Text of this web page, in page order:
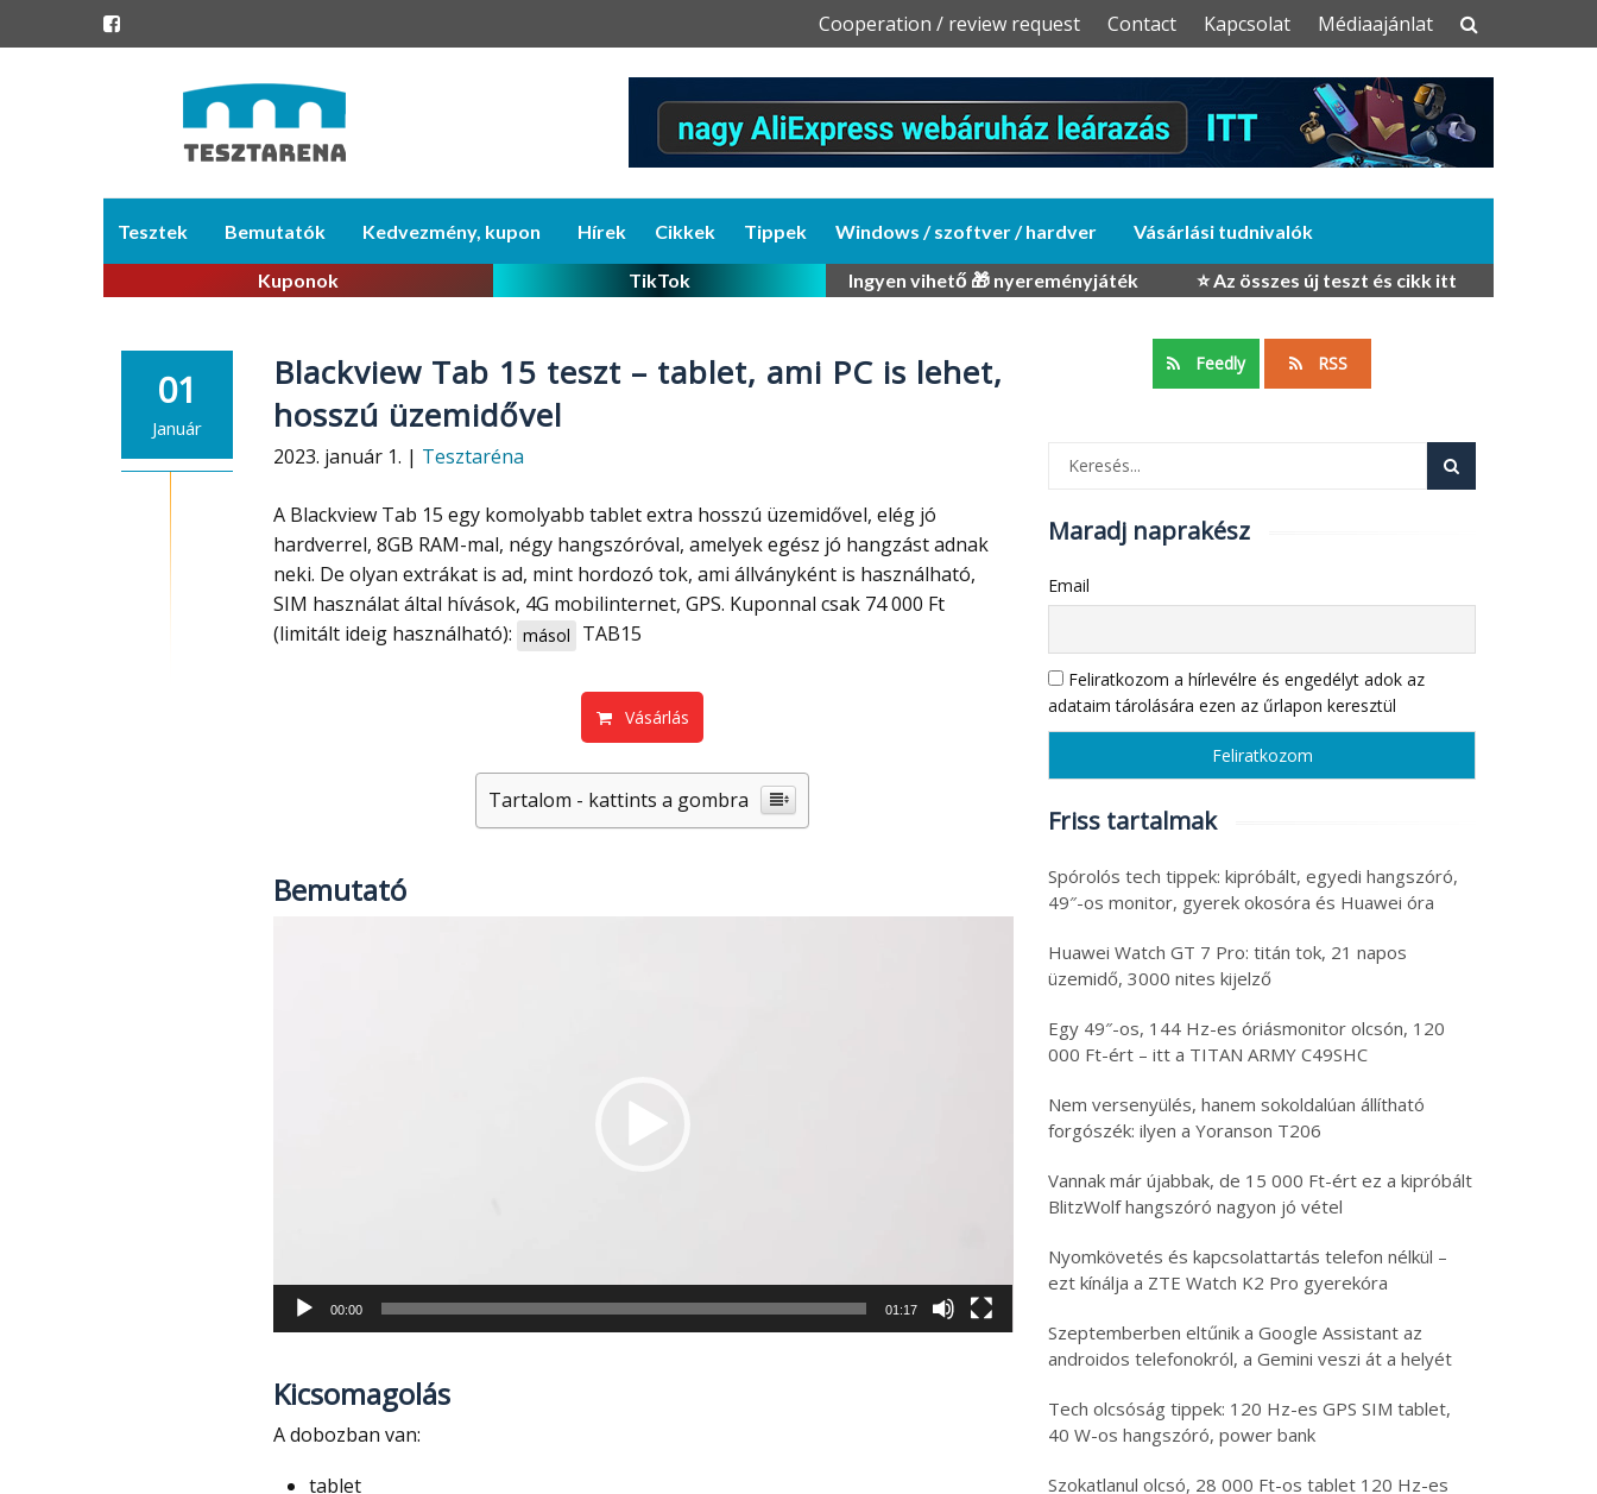
Skip
Cooperation / review request Contact Kapcsolat Médiaajánlat
content
Tesztek Bemutatók Kedvezmény, kupon Hírek Cikkek Tippek Windows / szoftver / hardver Vásárlási tudnivalók
Kuponok TikTok Ingyen vihető 🎁 nyereményjáték ⭐ Az összes új teszt és cikk itt
01
Január
Blackview Tab 15 teszt – tablet, ami PC is lehet,
hosszú üzemidővel
2023. január 1. | Tesztaréna
A Blackview Tab 15 egy komolyabb tablet extra hosszú üzemidővel, elég jó
hardverrel, 8GB RAM-mal, négy hangszóróval, amelyek egész jó hangzást adnak
neki. De olyan extrákat is ad, mint hordozó tok, ami állványként is használható,
SIM használat által hívások, 4G mobilinternet, GPS. Kuponnal csak 74 000 Ft
(limitált ideig használható): másol TAB15
Vásárlás
Tartalom - kattints a gombra
Bemutató
00:00 01:17
Kicsomagolás
A dobozban van:
tablet
Feedly RSS
Maradj naprakész
Email
Feliratkozom a hírlevélre és engedélyt adok az
adataim tárolására ezen az űrlapon keresztül
Friss tartalmak
Spórolós tech tippek: kipróbált, egyedi hangszóró,
49″-os monitor, gyerek okosóra és Huawei óra
Huawei Watch GT 7 Pro: titán tok, 21 napos
üzemidő, 3000 nites kijelző
Egy 49″-os, 144 Hz-es óriásmonitor olcsón, 120
000 Ft-ért – itt a TITAN ARMY C49SHC
Nem versenyülés, hanem sokoldalúan állítható
forgószék: ilyen a Yoranson T206
Vannak már újabbak, de 15 000 Ft-ért ez a kipróbált
BlitzWolf hangszóró nagyon jó vétel
Nyomkövetés és kapcsolattartás telefon nélkül –
ezt kínálja a ZTE Watch K2 Pro gyerekóra
Szeptemberben eltűnik a Google Assistant az
androidos telefonokról, a Gemini veszi át a helyét
Tech olcsóság tippek: 120 Hz-es GPS SIM tablet,
40 W-os hangszóró, power bank
Szokatlanul olcsó, 28 000 Ft-os tablet 120 Hz-es